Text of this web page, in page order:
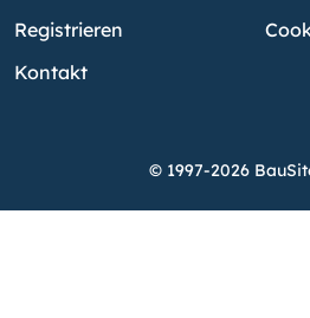
Registrieren
Kontakt
© 1997-2026